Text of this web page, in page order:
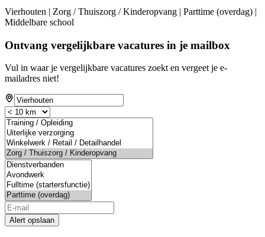
Vierhouten | Zorg / Thuiszorg / Kinderopvang | Parttime (overdag) |
Middelbare school
Ontvang vergelijkbare vacatures in je mailbox
Vul in waar je vergelijkbare vacatures zoekt en vergeet je e-
mailadres niet!
Alert opslaan